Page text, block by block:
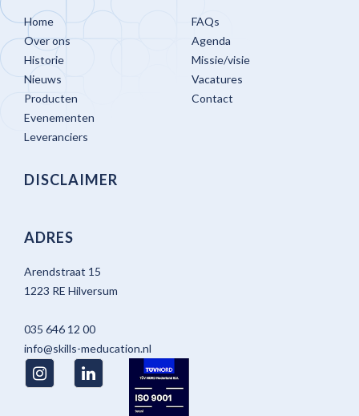
Home
Over ons
Historie
Nieuws
Producten
Evenementen
Leveranciers
FAQs
Agenda
Missie/visie
Vacatures
Contact
DISCLAIMER
ADRES
Arendstraat 15
1223 RE Hilversum
035 646 12 00
info@skills-meducation.nl